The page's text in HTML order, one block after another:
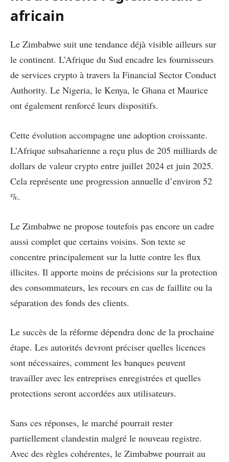
africain
Le Zimbabwe suit une tendance déjà visible ailleurs sur
le continent. L’Afrique du Sud encadre les fournisseurs
de services crypto à travers la Financial Sector Conduct
Authority. Le Nigeria, le Kenya, le Ghana et Maurice
ont également renforcé leurs dispositifs.
Cette évolution accompagne une adoption croissante.
L’Afrique subsaharienne a reçu plus de 205 milliards de
dollars de valeur crypto entre juillet 2024 et juin 2025.
Cela représente une progression annuelle d’environ 52
%.
Le Zimbabwe ne propose toutefois pas encore un cadre
aussi complet que certains voisins. Son texte se
concentre principalement sur la lutte contre les flux
illicites. Il apporte moins de précisions sur la protection
des consommateurs, les recours en cas de faillite ou la
séparation des fonds des clients.
Le succès de la réforme dépendra donc de la prochaine
étape. Les autorités devront préciser quelles licences
sont nécessaires, comment les banques peuvent
travailler avec les entreprises enregistrées et quelles
protections seront accordées aux utilisateurs.
Sans ces réponses, le marché pourrait rester
partiellement clandestin malgré le nouveau registre.
Avec des règles cohérentes, le Zimbabwe pourrait au